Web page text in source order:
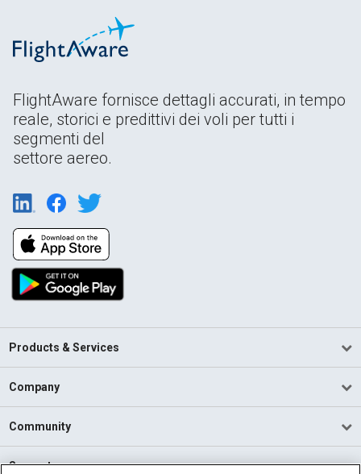
FlightAware fornisce dettagli accurati, in tempo
reale, storici e predittivi dei voli per tutti i
segmenti del
settore aereo.
Products & Services
Company
Community
Support